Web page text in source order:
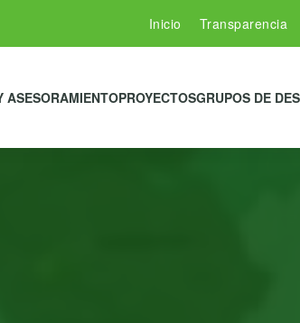
Inicio Transparencia
ASESORAMIENTOPROYECTOSGRUPOS DE